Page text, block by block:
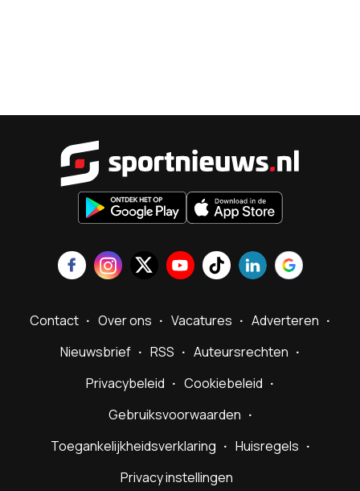
Contact Over ons Vacatures
Adverteren
Nieuwsbrief
RSS
Auteursrechten
Privacybeleid
Cookiebeleid
Gebruiksvoorwaarden
Toegankelijkheidsverklaring
Huisregels
Privacy instellingen